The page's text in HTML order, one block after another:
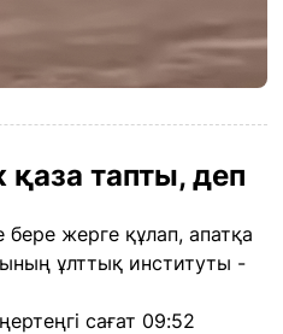
тапты, деп
бере жерге құлап, апатқа
ұлттық институты -
сағат 09:52